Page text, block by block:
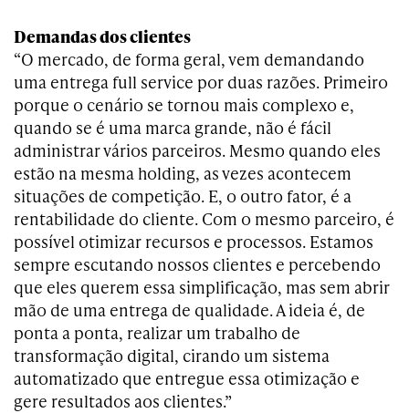
Demandas dos clientes
“O mercado, de forma geral, vem demandando
uma entrega full service por duas razões. Primeiro
porque o cenário se tornou mais complexo e,
quando se é uma marca grande, não é fácil
administrar vários parceiros. Mesmo quando eles
estão na mesma holding, as vezes acontecem
situações de competição. E, o outro fator, é a
rentabilidade do cliente. Com o mesmo parceiro, é
possível otimizar recursos e processos. Estamos
sempre escutando nossos clientes e percebendo
que eles querem essa simplificação, mas sem abrir
mão de uma entrega de qualidade. A ideia é, de
ponta a ponta, realizar um trabalho de
transformação digital, cirando um sistema
automatizado que entregue essa otimização e
gere resultados aos clientes.”